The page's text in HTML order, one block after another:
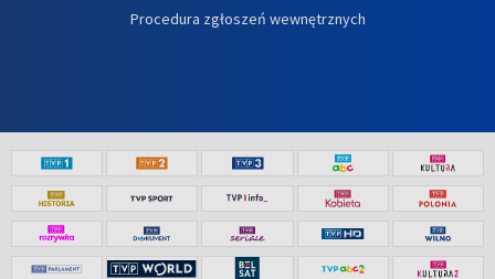
Procedura zgłoszeń wewnętrznych